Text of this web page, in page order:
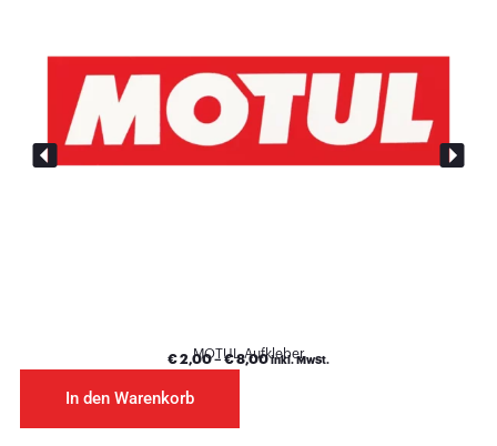
MOTUL Aufkleber
€2,00– €8,00 inkl. MwSt.
In den Warenkorb